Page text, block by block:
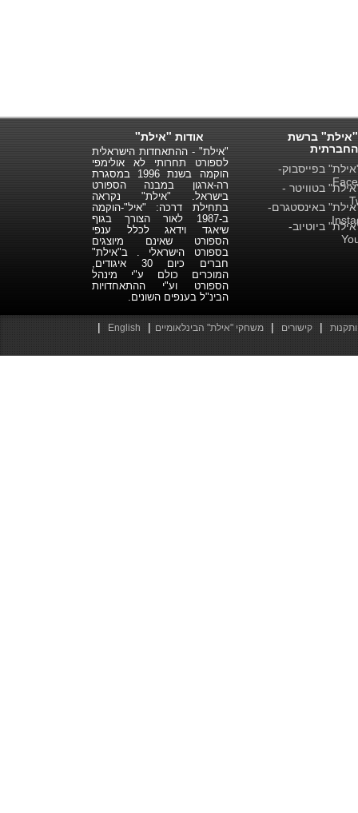
אודות "אילת"
"אילת" - ההתאחדות הישראלית
לספורט תחרותי לא אולימפי
הוקמה בשנת 1996 במסגרת
רה-ארגון במבנה הספורט
בישראל. "אילת" נקראה
בתחילת דרכה: "איל"-הוקמה
ב-1987 לאור הצורך בגוף
שיאגד וידאג לכלל ענפי
הספורט שאינם מיוצגים
בספורט הישראלי . ב"אילת"
חברים כיום 30 איגודים,
המוכרים כולם ע"י מינהל
הספורט וע"י ההתאחדויות
הבינ"ל בענפים השונים.
"אילת" ברשת
החברתית
בפייסבוק-
בטוויטר -
באינסטגרם-
ביוטיוב-
| קישורים | משחקי "אילת" הבינלאומיים |
English
|